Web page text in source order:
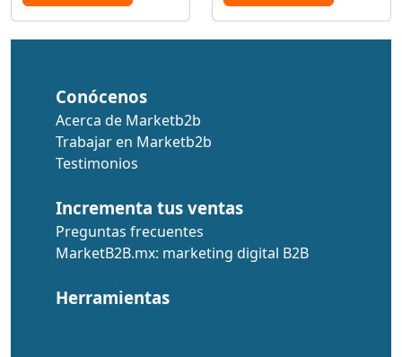
Conócenos
Acerca de Marketb2b
Trabajar en Marketb2b
Testimonios
Incrementa tus ventas
Preguntas frecuentes
MarketB2B.mx: marketing digital B2B
Herramientas